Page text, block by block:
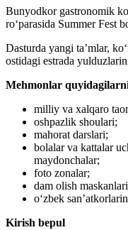
Bunyodkor gastronomik
roʻparasida Summer Fest
Dasturda yangi ta’mlar,
ostidagi estrada
Mehmonlar
milliy va xalqaro
oshpazlik shoulari;
mahorat darslari;
bolalar va kattalar
maydonchalar;
foto zonalar;
dam olish
oʻzbek
Kirish bepul